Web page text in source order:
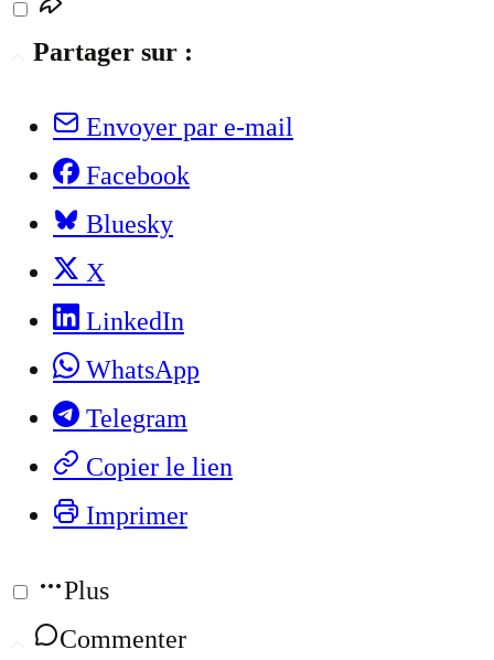
Partager sur :
Envoyer par e-mail
Facebook
Bluesky
X
LinkedIn
WhatsApp
Telegram
Copier le lien
Imprimer
Plus
Commenter